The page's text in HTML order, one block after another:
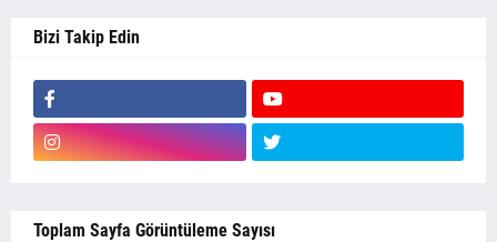
Bizi Takip Edin
Toplam Sayfa Görüntüleme Sayısı